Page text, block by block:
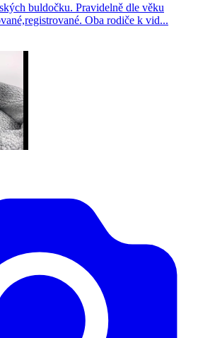
buldočku. Pravidelně dle věku
Oba rodiče k vid...